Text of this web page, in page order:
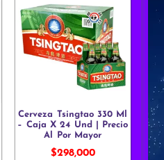
Cerveza Tsingtao 330 Ml
– Caja X 24 Und | Precio
Al Por Mayor
$298,000